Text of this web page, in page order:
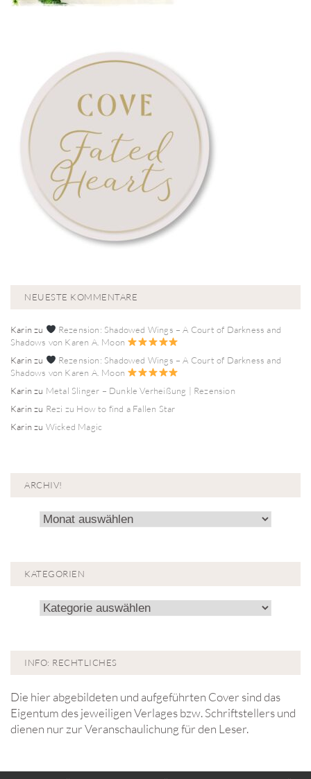
NEUESTE KOMMENTARE
Karinzu
Rezension: Shadowed Wings – A Court of Darkness and
Shadows von Karen A. Moon
Karinzu
Rezension: Shadowed Wings – A Court of Darkness and
Shadows von Karen A. Moon
Karinzu Metal Slinger – Dunkle Verheißung | Rezension
Karinzu Rezi zu How to find a Fallen Star
Karinzu Wicked Magic
ARCHIV!
Archiv!
KATEGORIEN
Kategorien
INFO: RECHTLICHES
Die hier abgebildeten und aufgeführten Cover sind das
Eigentum des jeweiligen Verlages bzw. Schriftstellers und
dienen nur zur Veranschaulichung für den Leser.